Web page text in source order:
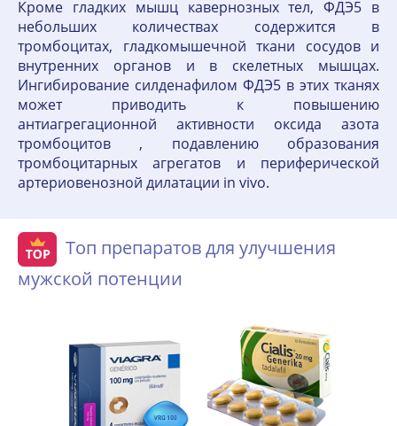
Кроме гладких мышц кавернозных тел, ФДЭ5 в
небольших количествах содержится в
тромбоцитах, гладкомышечной ткани сосудов и
внутренних органов и в скелетных мышцах.
Ингибирование силденафилом ФДЭ5 в этих тканях
может приводить к повышению
антиагрегационной активности оксида азота
тромбоцитов , подавлению образования
тромбоцитарных агрегатов и периферической
артериовенозной дилатации in vivo.
Топ препаратов для улучшения
мужской потенции